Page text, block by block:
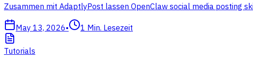
Zusammen mit AdaptlyPost lassen OpenClaw social media posting
May 13, 2026• 1 Min. Lesezeit
Tutorials